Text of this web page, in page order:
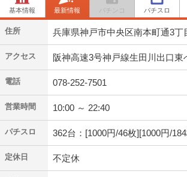
基本情報 最新情報 パチンコ パチスロ
住所 兵庫県神戸市中央区南本町通3丁
アクセス 阪神高速3号神戸線生田川出口東
電話 078-252-7501
営業時間 10:00 ～ 22:40
パチスロ 362台：[1000円/46枚][1000円/
定休日 不定休